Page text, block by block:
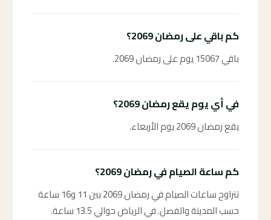
كم باقي على رمضان 2069؟
باقي 15067 يوم على رمضان 2069.
في أي يوم يقع رمضان 2069؟
يقع رمضان 2069 يوم الأربعاء.
كم ساعة الصيام في رمضان 2069؟
تتراوح ساعات الصيام في رمضان 2069 بين 11 و16 ساعة
حسب المدينة والفصل. في الرياض حوالي 13.5 ساعة.